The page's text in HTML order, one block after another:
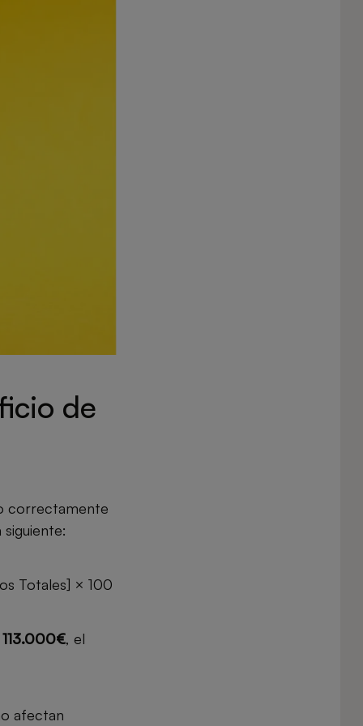
de
correctamente
Totales] × 100
113.000€, el
afectan